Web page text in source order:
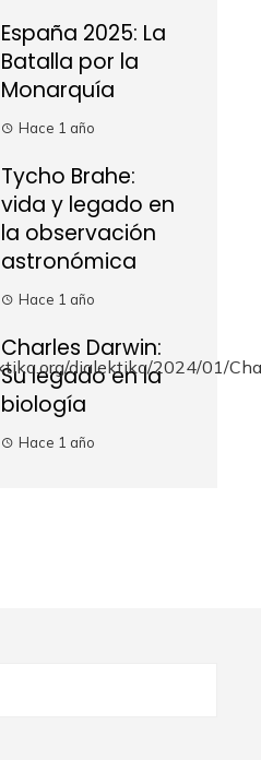
España 2025: La
Batalla por la
Monarquía
Hace 1 año
Tycho Brahe:
vida y legado en
la observación
astronómica
Hace 1 año
Charles Darwin:
Su legado en la
biología
Hace 1 año